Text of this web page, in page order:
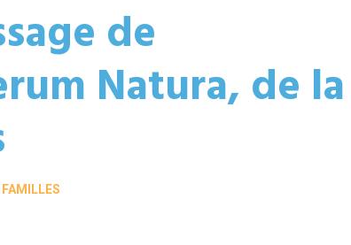
de
Natura, de la